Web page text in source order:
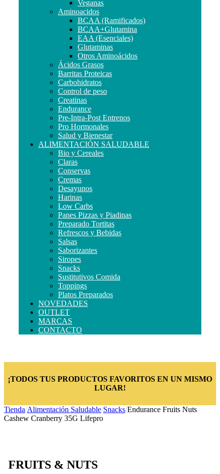
Veganas
Aminoacidos
BCAA (Ramificados)
BCAA+Glutamina
EAA (Esenciales)
Glutaminas
Otros Aminoácidos
Ácidos Grasos
Barritas Proteicas
Carbohidratos
Control de peso
Creatinas
Endurance
Pre-Intra-Post Entrenos
Pro Hormonales
Salud y Bienestar
ALIMENTACIÓN SALUDABLE
Bio y Cereales
Claras
Conservas
Cremas
Desayunos
Harinas
Low Carbs
Panes Pizzas y Piadinas
Preparado Tortitas
Refrescos y Bebidas
Salsas
Saborizantes
Siropes
Snacks
Sustitutivos Comida
Toppings
Platos Preparados
NOVEDADES
OUTLET
MARCAS
CONTACTO
¡TODOS TUS PRODUCTOS FAVORITOS EN UN MISMO
LUGAR!
Tienda/Alimentación Saludable/Snacks/Endurance Fruits Nuts
Cashew Cranberry 35G Lifepro
FRUITS & NUTS